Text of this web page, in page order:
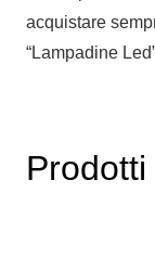
acquistare
“Lampadine